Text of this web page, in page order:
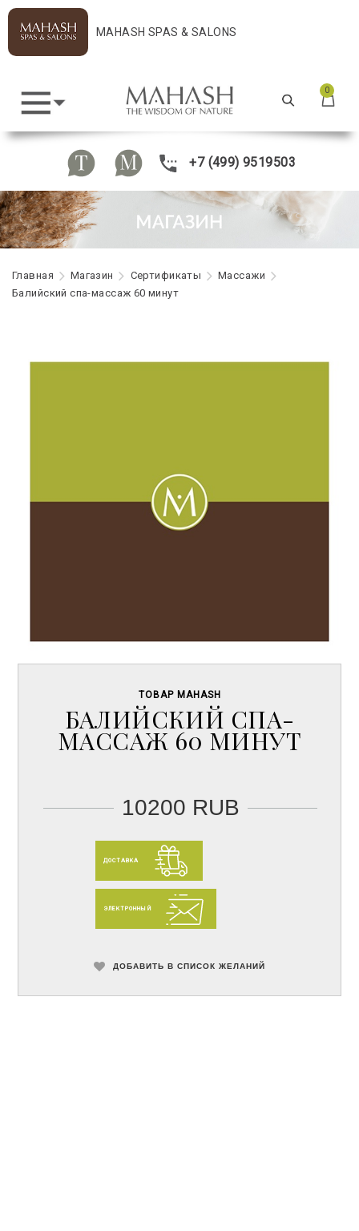
MAHASH SPAS & SALONS
0
+7 (499) 9519503
Главная Maгазин Сертификаты
Массажи
Балийский спа-массаж 60 минут
ТОВАР MAHASH
БАЛИЙСКИЙ СПА-
МАССАЖ 60 МИНУТ
10200 RUB
ДОСТАВКА
ЭЛЕКТРОННЫЙ
ДОБАВИТЬ В СПИСОК ЖЕЛАНИЙ